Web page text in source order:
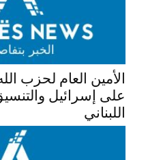
الأمين العام لحزب
على إسرائيل
اللبناني